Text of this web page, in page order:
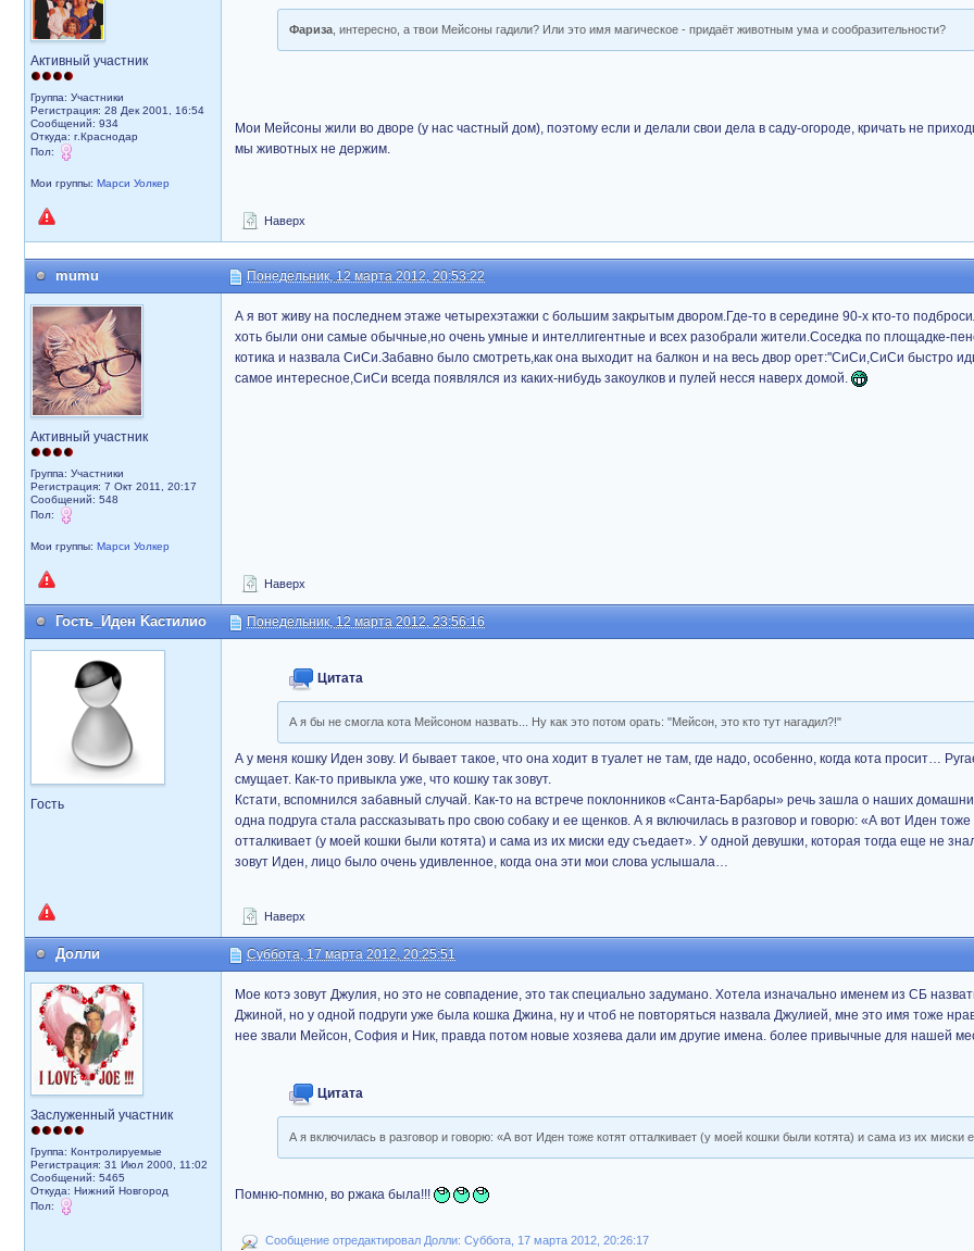
Активный участник
Группа: Участники
Регистрация: 28 Дек 2001, 16:54
Сообщений: 934
Откуда: г.Краснодар
Пол:
Мои группы: Марси Уолкер
Фариза , интересно, а твои Мейсоны гадили? Или это имя магическое - придаёт животным ума и сообразительности?
Мои Мейсоны жили во дворе (у нас частный дом), поэтому если и делали свои дела в саду-огороде, кричать не
мы животных не держим.
Наверх
mumu Понедельник, 12 марта 2012, 20:53:22
Активный участник
Группа: Участники
Регистрация: 7 Окт 2011, 20:17
Сообщений: 548
Пол:
Мои группы: Марси Уолкер
А я вот живу на последнем этаже четырехэтажки с большим закрытым двором.Где-то в середине 90-х кто-то
хоть были они самые обычные,но очень умные и интеллигентные и всех разобрали жители.Соседка по площадке-
котика и назвала СиСи.Забавно было смотреть,как она выходит на балкон и на весь двор орет:''СиСи,СиСи быстро
самое интересное,СиСи всегда появлялся из каких-нибудь закоулков и пулей несся наверх домой.
Наверх
Гость_Иден Kacтилио Понедельник, 12 марта 2012, 23:56:16
Гость
Цитата
А я бы не смогла кота Мейсоном назвать... Ну как это потом орать: "Мейсон, это кто тут нагадил?!"
А у меня кошку Иден зову. И бывает такое, что она ходит в туалет не там, где надо, особенно, когда кота просит…
смущает. Как-то привыкла уже, что кошку так зовут.
Кстати, вспомнился забавный случай. Как-то на встрече поклонников «Санта-Барбары» речь зашла о наших
одна подруга стала рассказывать про свою собаку и ее щенков. А я включилась в разговор и говорю: «А вот Иден тоже
отталкивает (у моей кошки были котята) и сама из их миски еду съедает». У одной девушки, которая тогда еще не
зовут Иден, лицо было очень удивленное, когда она эти мои слова услышала…
Наверх
Долли Суббота, 17 марта 2012, 20:25:51
Заслуженный участник
Группа: Контролируемые
Регистрация: 31 Июл 2000, 11:02
Сообщений: 5465
Откуда: Нижний Новгород
Пол:
Мое котэ зовут Джулия, но это не совпадение, это так специально задумано. Хотела изначально именем из СБ
Джиной, но у одной подруги уже была кошка Джина, ну и чтоб не повторяться назвала Джулией, мне это имя тоже
нее звали Мейсон, София и Ник, правда потом новые хозяева дали им другие имена. более привычные для нашей
Цитата
А я включилась в разговор и говорю: «А вот Иден тоже котят отталкивает (у моей кошки были котята) и сама из их миски
Помню-помню, во ржака была!!!
Сообщение отредактировал Долли: Суббота, 17 марта 2012, 20:26:17